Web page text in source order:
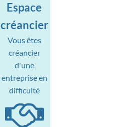
Espace
créancier
Vous êtes
créancier
d'une
entreprise en
difficulté